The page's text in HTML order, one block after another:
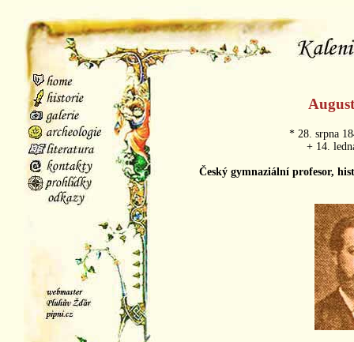
* 28. srpna
+ 14.
Český gymnaziální profesor,